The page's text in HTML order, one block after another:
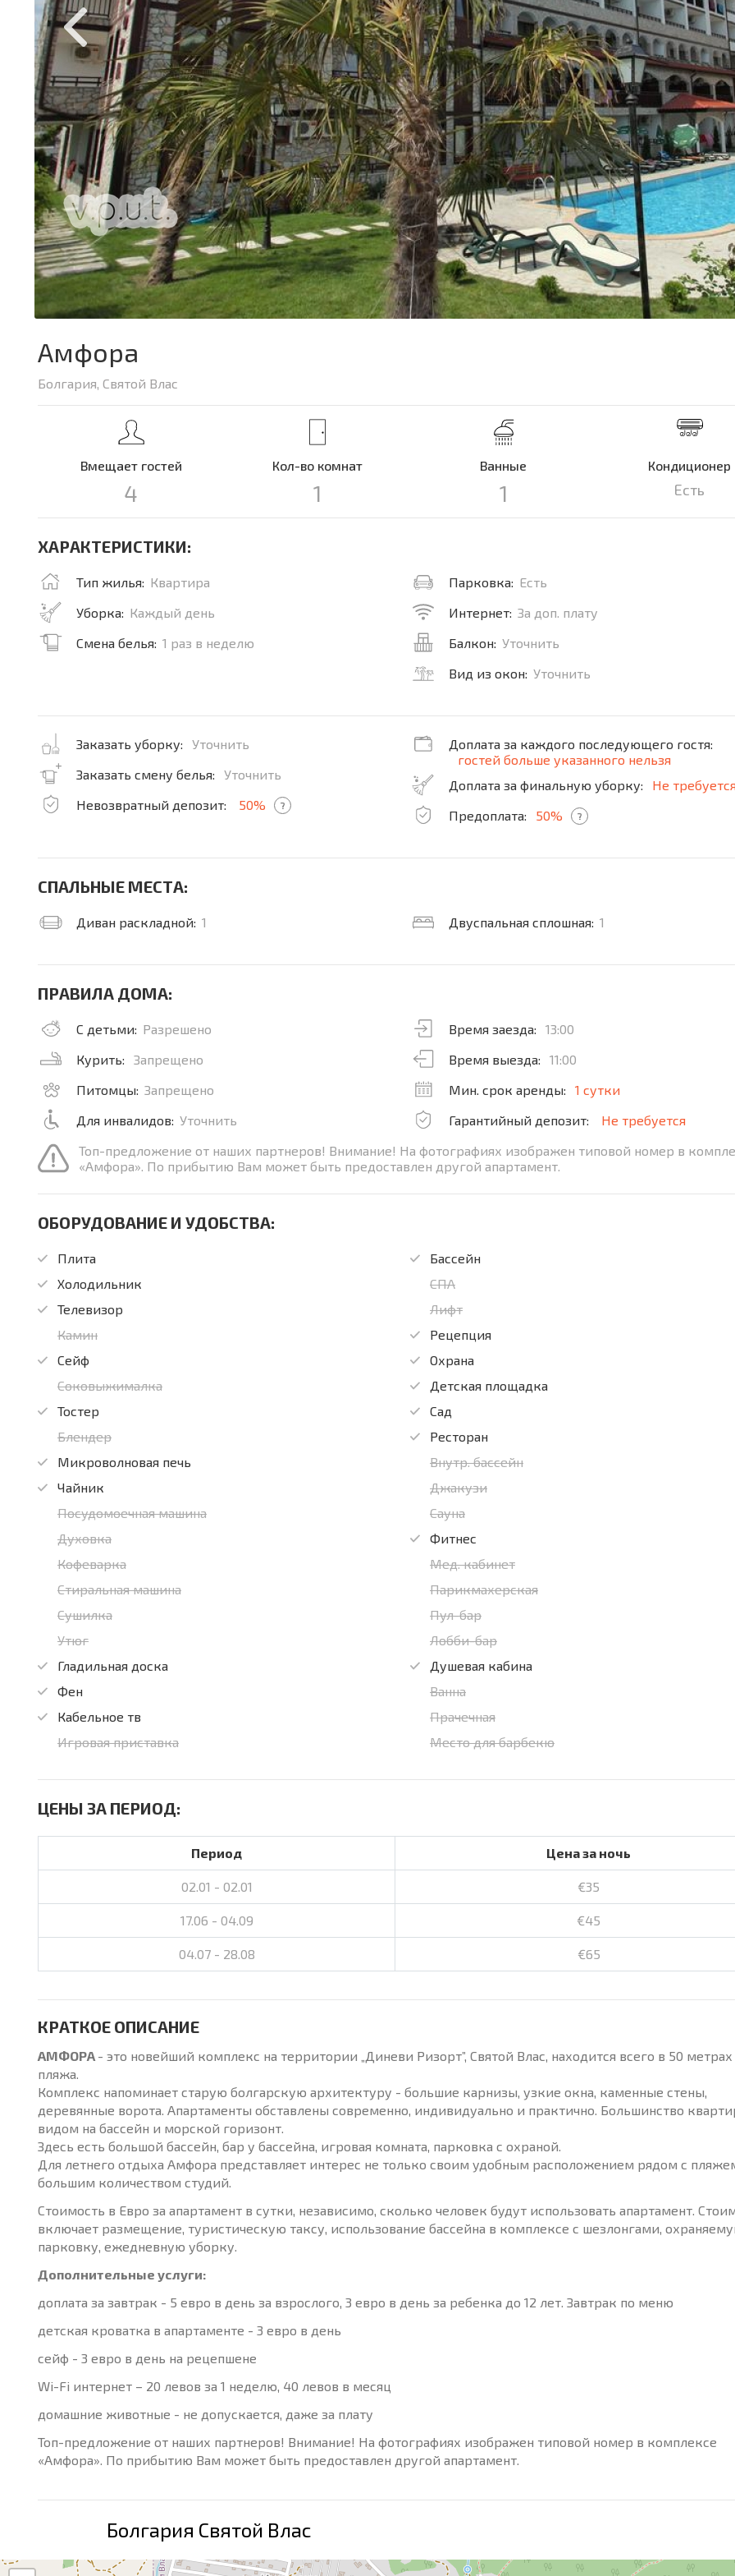
Амфора
Болгария, Святой Влас
Вмещает гостей
4
Кол-во комнат
1
Ванные
1
Кондиционер
Есть
ХАРАКТЕРИСТИКИ:
Тип жилья: Квартира
Уборка: Каждый день
Смена белья: 1 раз в неделю
Парковка: Есть
Интернет: За доп. плату
Балкон: Уточнить
Вид из окон: Уточнить
Заказать уборку:
Уточнить
Заказать смену белья:
Уточнить
Невозвратный депозит:
50% ?
Доплата за каждого последующего гостя:
гостей больше указанного нельзя
Доплата за финальную уборку:
Не
Предоплата:
50% ?
СПАЛЬНЫЕ МЕСТА:
Диван раскладной: 1 Двуспальная сплошная: 1
ПРАВИЛА ДОМА:
С детьми: Разрешено
Курить:
Запрещено
Питомцы: Запрещено
Для инвалидов: Уточнить
Время заезда:
13:00
Время выезда:
11:00
Мин. срок аренды:
1 сутки
Гарантийный депозит:
Не требуется
Топ-предложение от наших партнеров! Внимание! На фотографиях изображен типовой номер в
«Амфора». По прибытию Вам может быть предоставлен другой апартамент.
ОБОРУДОВАНИЕ И УДОБСТВА:
Плита
Холодильник
Телевизор
Камин
Сейф
Соковыжималка
Тостер
Блендер
Микроволновая печь
Чайник
Посудомоечная машина
Духовка
Кофеварка
Стиральная машина
Сушилка
Утюг
Гладильная доска
Фен
Кабельное тв
Игровая приставка
Бассейн
СПА
Лифт
Рецепция
Охрана
Детская площадка
Сад
Ресторан
Внутр. бассейн
Джакузи
Сауна
Фитнес
Мед. кабинет
Парикмахерская
Пул-бар
Лобби-бар
Душевая кабина
Ванна
Прачечная
Место для барбекю
ЦЕНЫ ЗА ПЕРИОД:
Период Цена за ночь
02.01 - 02.01 €35
17.06 - 04.09 €45
04.07 - 28.08 €65
КРАТКОЕ ОПИСАНИЕ
АМФОРА - это новейший комплекс на территории „Диневи Ризорт”, Святой Влас, находится всего в 50 метрах
пляжа.
Комплекс напоминает старую болгарскую архитектуру - большие карнизы, узкие окна, каменные стены,
деревянные ворота. Апартаменты обставлены современно, индивидуально и практично. Большинство
видом на бассейн и морской горизонт.
Здесь есть большой бассейн, бар у бассейна, игровая комната, парковка с охраной.
Для летнего отдыха Амфора представляет интерес не только своим удобным расположением рядом с
большим количеством студий.
Стоимость в Евро за апартамент в сутки, независимо, сколько человек будут использовать апартамент.
включает размещение, туристическую таксу, использование бассейна в комплексе с шезлонгами,
парковку, ежедневную уборку.
Дополнительные услуги:
доплата за завтрак - 5 евро в день за взрослого, 3 евро в день за ребенка до 12 лет. Завтрак по меню
детская кроватка в апартаменте - 3 евро в день
сейф - 3 евро в день на рецепшене
Wi-Fi интернет – 20 левов за 1 неделю, 40 левов в месяц
домашние животные - не допускается, даже за плату
Топ-предложение от наших партнеров! Внимание! На фотографиях изображен типовой номер в комплексе
«Амфора». По прибытию Вам может быть предоставлен другой апартамент.
Болгария Святой Влас